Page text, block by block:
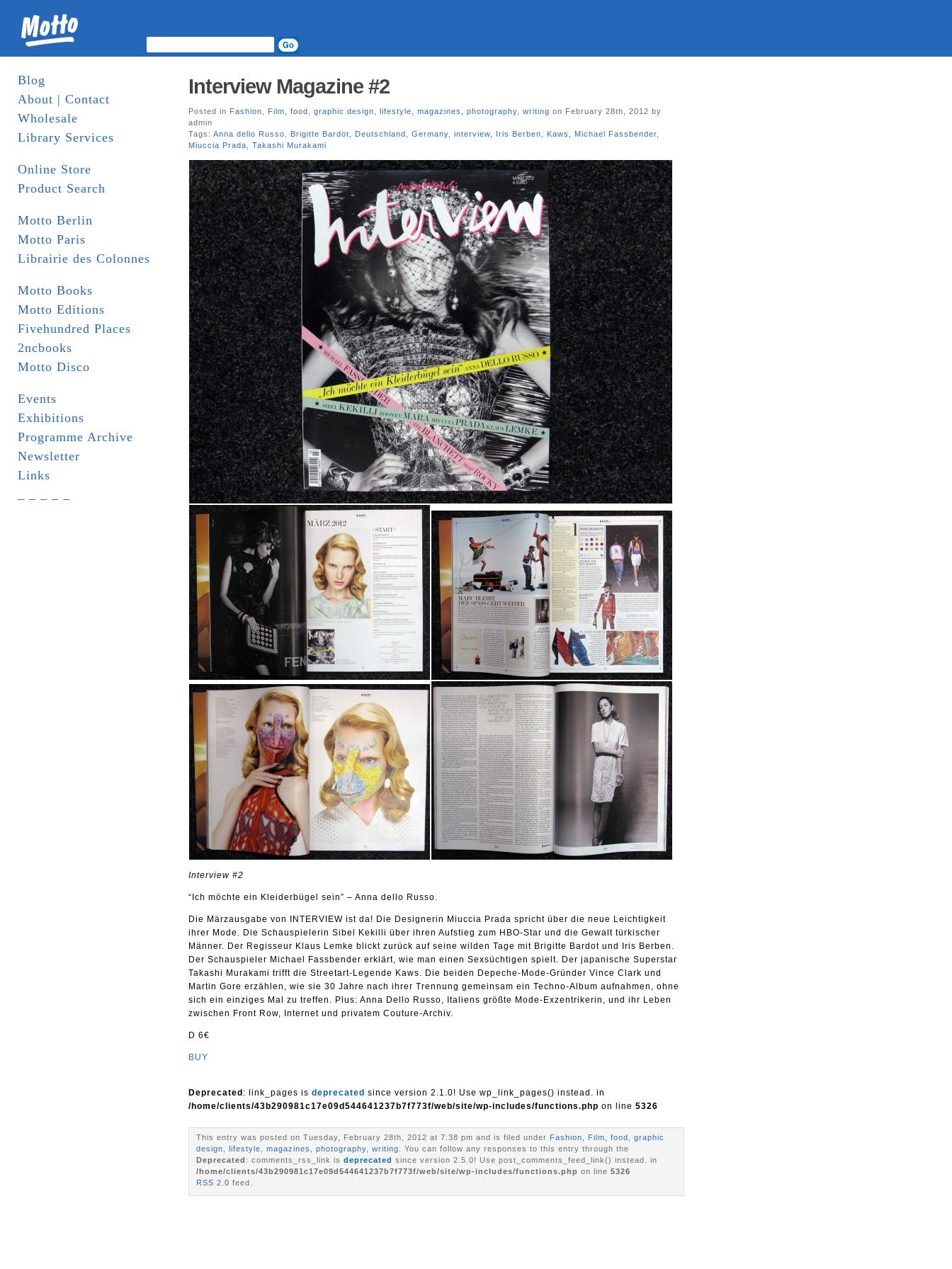
Blog
About | Contact
Wholesale
Library Services
Online Store
Product Search
Motto Berlin
Motto Paris
Librairie des Colonnes
Motto Books
Motto Editions
Fivehundred Places
2ncbooks
Motto Disco
Events
Exhibitions
Programme Archive
Newsletter
Links
Interview Magazine #2
Posted in Fashion Film food graphic design lifestyle magazines photography writing on February 28th, 2012 by
admin
Tags: Anna dello Russo Brigitte Bardot Deutschland Germany interview Iris Berben Kaws Michael Fassbender
Miuccia Prada
Takashi Murakami
Interview #2
“Ich möchte ein Kleiderbügel sein” – Anna dello Russo.
Die Märzausgabe von INTERVIEW ist da! Die Designerin Miuccia Prada spricht über die neue Leichtigkeit
ihrer Mode. Die Schauspielerin Sibel Kekilli über ihren Aufstieg zum HBO-Star und die Gewalt türkischer
Männer. Der Regisseur Klaus Lemke blickt zurück auf seine wilden Tage mit Brigitte Bardot und Iris Berben.
Der Schauspieler Michael Fassbender erklärt, wie man einen Sexsüchtigen spielt. Der japanische Superstar
Takashi Murakami trifft die Streetart-Legende Kaws. Die beiden Depeche-Mode-Gründer Vince Clark und
Martin Gore erzählen, wie sie 30 Jahre nach ihrer Trennung gemeinsam ein Techno-Album aufnahmen, ohne
sich ein einziges Mal zu treffen. Plus: Anna Dello Russo, Italiens größte Mode-Exzentrikerin, und ihr Leben
zwischen Front Row, Internet und privatem Couture-Archiv.
D 6€
BUY
Deprecated : link_pages is deprecated since version 2.1.0! Use wp_link_pages() instead. in
/home/clients/43b290981c17e09d544641237b7f773f/web/site/wp-includes/functions.php on line 5326
This entry was posted on Tuesday, February 28th, 2012 at 7:38 pm and is filed under Fashion Film food
graphic
design
lifestyle magazines photography writing . You can follow any responses to this entry through the
Deprecated : comments_rss_link is deprecated since version 2.5.0! Use post_comments_feed_link() instead. in
/home/clients/43b290981c17e09d544641237b7f773f/web/site/wp-includes/functions.php on line 5326
RSS 2.0 feed.